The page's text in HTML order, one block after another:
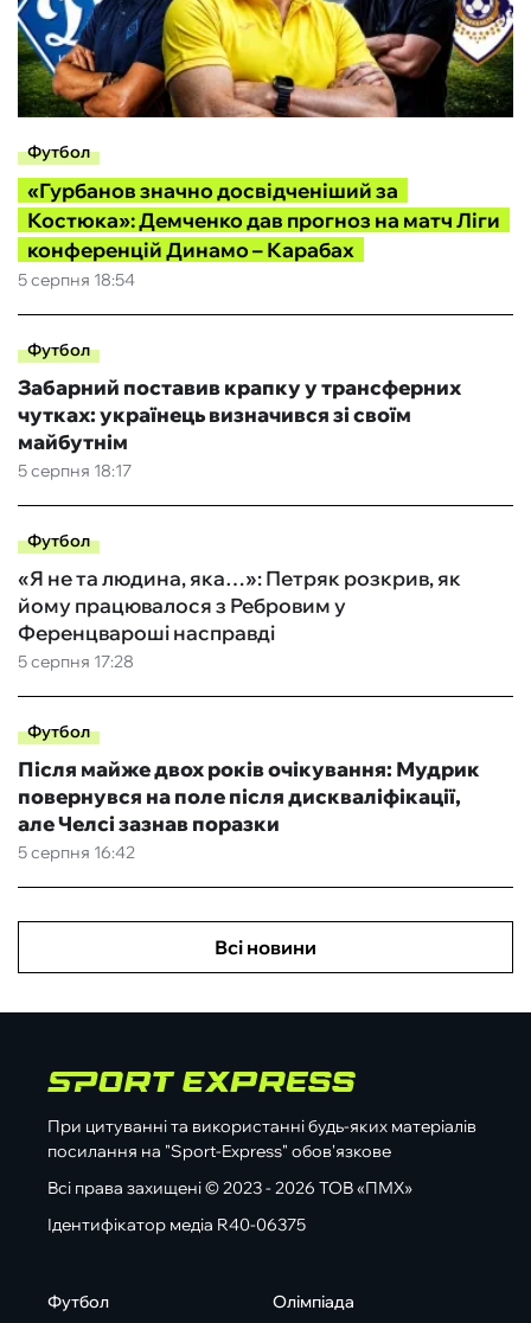
Футбол
5 серпня 18:54
«Гурбанов значно досвідченіший за
Костюка»: Демченко дав прогноз на матч Ліги
конференцій Динамо – Карабах
Футбол
5 серпня 18:17
Забарний поставив крапку у трансферних
чутках: українець визначився зі своїм
майбутнім
Футбол
5 серпня 17:28
«Я не та людина, яка…»: Петряк розкрив, як
йому працювалося з Ребровим у
Ференцвароші насправді
Футбол
5 серпня 16:42
Після майже двох років очікування: Мудрик
повернувся на поле після дискваліфікації,
але Челсі зазнав поразки
Всі новини
При цитуванні та використанні будь-яких матеріалів
посилання на "Sport-Express" обов'язкове
Всі права захищені © 2023 - 2026 ТОВ «ПМХ»
Ідентифікатор медіа R40-06375
Футбол
Олімпіада